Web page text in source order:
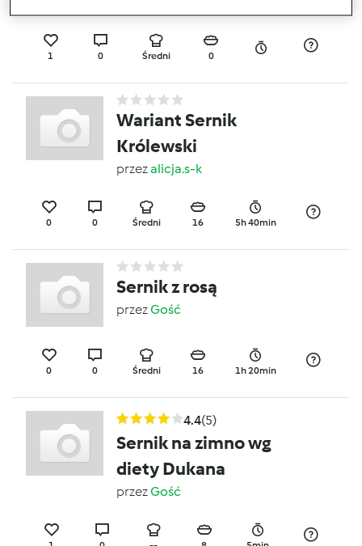
1 0 Średni 0
Wariant Sernik
Królewski
przezalicja.s-k
0 0 Średni 16 5h 40min
Sernik z rosą
przezGość
0 0 Średni 16 1h 20min
4.4(5)
Sernik na zimno wg
diety Dukana
przezGość